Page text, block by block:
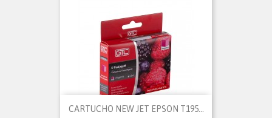
CARTUCHO NEW JET EPSON T195...